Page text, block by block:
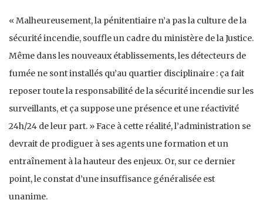
« Malheureusement, la pénitentiaire n’a pas la culture de la
sécurité incendie, souffle un cadre du ministère de la Justice.
Même dans les nouveaux établissements, les détecteurs de
fumée ne sont installés qu’au quartier disciplinaire : ça fait
reposer toute la responsabilité de la sécurité incendie sur les
surveillants, et ça suppose une présence et une réactivité
24h/24 de leur part. » Face à cette réalité, l’administration se
devrait de prodiguer à ses agents une formation et un
entraînement à la hauteur des enjeux. Or, sur ce dernier
point, le constat d’une insuffisance généralisée est
unanime.